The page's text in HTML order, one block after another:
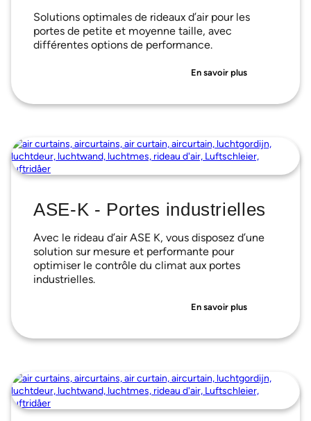
Solutions optimales de rideaux d’air pour les
portes de petite et moyenne taille, avec
différentes options de performance.
En savoir plus
ASE-K - Portes industrielles
Avec le rideau d’air ASE K, vous disposez d’une
solution sur mesure et performante pour
optimiser le contrôle du climat aux portes
industrielles.
En savoir plus